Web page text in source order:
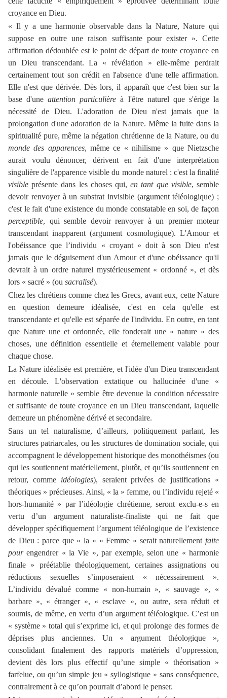
croyance en Dieu.
« Il y a une harmonie observable dans la Nature, Nature qui
suppose en outre une raison suffisante pour exister ». Cette
affirmation dédoublée est le point de départ de toute croyance en
un Dieu transcendant. La « révélation » elle-même perdrait
certainement tout son crédit en l'absence d'une telle affirmation.
Elle n'est que dérivée. Dès lors, il apparaît que c'est bien sur la
base d'uneattention particulière à l'être naturel que s'érige la
nécessité de Dieu. L'adoration de Dieu n'est jamais que la
prolongation d'une adoration de la Nature. Même la fuite dans la
spiritualité pure, même la négation chrétienne de la Nature, ou du
monde des apparences, même ce « nihilisme » que Nietzsche
aurait voulu dénoncer, dérivent en fait d'une interprétation
singulière de l'apparence visible du monde naturel : c'est la finalité
visible présente dans les choses qui,en tant que visible, semble
devoir renvoyer à un substrat invisible (argument téléologique) ;
c'est le fait d'une existence du monde constatable en soi, de façon
perceptible, qui semble devoir renvoyer à un premier moteur
transcendant inapparent (argument cosmologique). L'Amour et
l'obéissance que l’individu « croyant » doit à son Dieu n'est
jamais que le déguisement d'un Amour et d'une obéissance qu'il
devrait à un ordre naturel mystérieusement « ordonné », et dès
lors « sacré » (ou sacralisé).
Chez les chrétiens comme chez les Grecs, avant eux, cette Nature
en question demeure idéalisée, c'est en cela qu'elle est
transcendante et qu'elle est séparée de l'individu. En outre, en tant
que Nature une et ordonnée, elle fonderait une « nature » des
choses, une définition essentielle et éternellement valable pour
chaque chose.
La Nature idéalisée est première, et l'idée d'un Dieu transcendant
en découle. L'observation extatique ou hallucinée d'une «
harmonie naturelle » semble être devenue la condition nécessaire
et suffisante de toute croyance en un Dieu transcendant, laquelle
demeure un phénomène dérivé et secondaire.
Sans un tel naturalisme, d’ailleurs, politiquement parlant, les
structures patriarcales, ou les structures de domination sociale, qui
accompagnent le développement historique des monothéismes (ou
qui les soutiennent matériellement, plutôt, et qu’ils soutiennent en
retour, comme idéologies), seraient privées de justifications «
théoriques » précieuses. Ainsi, « la » femme, ou l’individu rejeté «
hors-humanité » par l’idéologie chrétienne, seront exclu-e-s en
vertu d’un argument naturaliste-finaliste qui ne fait que
développer spécifiquement l’argument téléologique de l’existence
de Dieu : parce que « la » « Femme » serait naturellement faite
pourengendrer « la Vie », par exemple, selon une « harmonie
finale » préétablie théologiquement, certaines assignations ou
réductions sexuelles s’imposeraient « nécessairement ».
L’individu dévalué comme « non-humain », « sauvage », «
barbare », « étranger », « esclave », ou autre, sera réduit et
soumis, de même, en vertu d’un argument téléologique. C’est un
« système » total qui s’exprime ici, et qui prolonge des formes de
déprises plus anciennes. Un « argument théologique »,
consolidant finalement des rapports matériels d’oppression,
devient dès lors plus effectif qu’une simple « théorisation »
farfelue, ou qu’un simple jeu « syllogistique » sans conséquence,
contrairement à ce qu’on pourrait d’abord le penser.